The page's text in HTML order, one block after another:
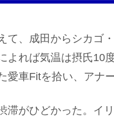
て、成田からシカゴ
よれば気温は摂氏10
愛車Fitを拾い、アナ
滞がひどかった。イ